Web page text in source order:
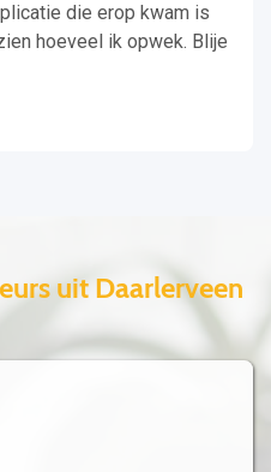
kwam is
opwek. Blije
uit Daarlerveen